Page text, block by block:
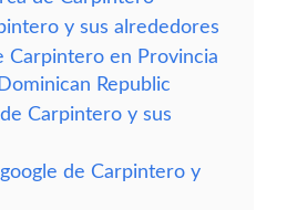
y sus alrededores
Carpintero en Provincia
Republic
Carpintero y sus
de Carpintero y